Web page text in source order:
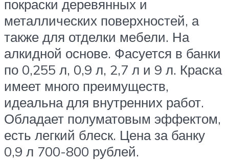
покраски деревянных и
металлических поверхностей, а
также для отделки мебели. На
алкидной основе. Фасуется в банки
по 0,255 л, 0,9 л, 2,7 л и 9 л. Краска
имеет много преимуществ,
идеальна для внутренних работ.
Обладает полуматовым эффектом,
есть легкий блеск. Цена за банку
0,9 л 700-800 рублей.